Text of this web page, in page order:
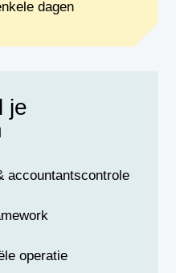
dagen
je
accountantscontrole
operatie